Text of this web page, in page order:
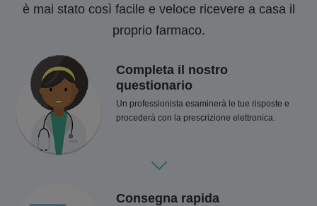
è mai stato così facile e veloce ricevere a casa il
proprio farmaco.
Completa il nostro
questionario
Un professionista esaminerà le tue risposte e
procederà con la prescrizione elettronica.
Consegna rapida